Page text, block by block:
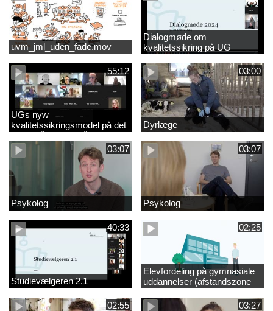
uvm_jml_uden_fade.mov
Dialogmøde om
kvalitetssikring på UG
55:12
UGs nyw
kvalitetssikringsmodel på det
videregående område
03:00
Dyrlæge
03:07
Psykolog
03:07
Psykolog
40:33
Studievælgeren 2.1
02:25
Elevfordeling på gymnasiale
uddannelser (afstandszone
redigeret)
02:55
03:27